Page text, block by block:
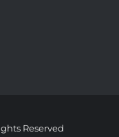
Reserved